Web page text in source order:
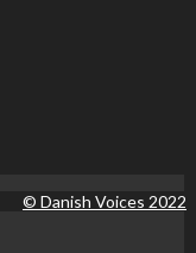
© Danish Voices 2022